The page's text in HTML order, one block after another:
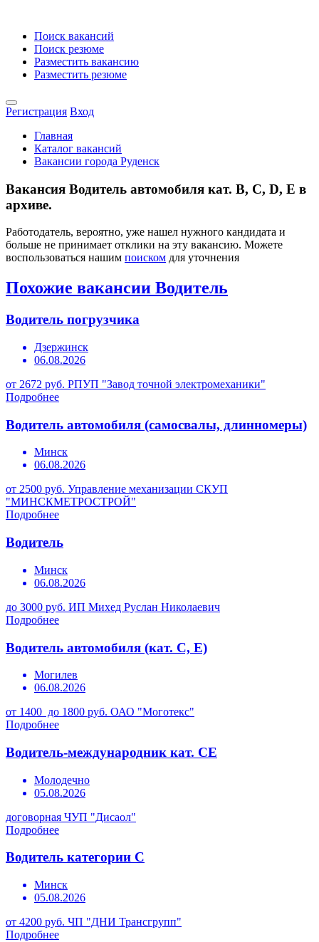
Поиск вакансий
Поиск резюме
Разместить вакансию
Разместить резюме
Регистрация Вход
Главная
Каталог вакансий
Вакансии города Руденск
Вакансия Водитель автомобиля кат. В, С, D, Е в
архиве.
Работодатель, вероятно, уже нашел нужного кандидата и
больше не принимает отклики на эту вакансию. Можете
воспользоваться нашим поиском для уточнения
Похожие вакансии Водитель
Водитель погрузчика
Дзержинск
06.08.2026
от 2672 руб. РПУП "Завод точной электромеханики"
Подробнее
Водитель автомобиля (самосвалы, длинномеры)
Минск
06.08.2026
от 2500 руб. Управление механизации СКУП
"МИНСКМЕТРОСТРОЙ"
Подробнее
Водитель
Минск
06.08.2026
до 3000 руб. ИП Михед Руслан Николаевич
Подробнее
Водитель автомобиля (кат. С, Е)
Могилев
06.08.2026
от 1400 до 1800 руб. ОАО "Моготекс"
Подробнее
Водитель-международник кат. СЕ
Молодечно
05.08.2026
договорная ЧУП "Дисаол"
Подробнее
Водитель категории С
Минск
05.08.2026
от 4200 руб. ЧП "ДНИ Трансгрупп"
Подробнее